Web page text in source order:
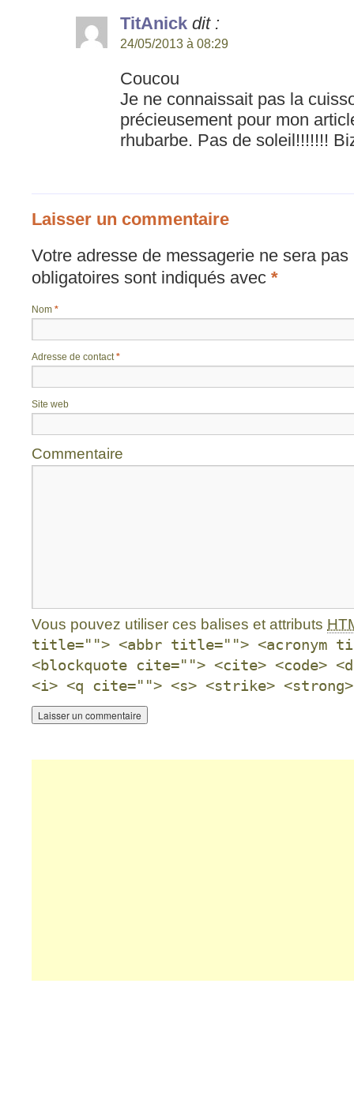
TitAnick dit :
24/05/2013 à 08:29
Coucou
Je ne connaissait pas la
précieusement pour mon
rhubarbe. Pas de soleil!!!!!!!
Laisser un commentaire
Votre adresse de messagerie ne sera pas
obligatoires sont indiqués avec *
Nom *
Adresse de contact*
Site web
Commentaire
Vous pouvez utiliser ces balises et attributs
title=""> <abbr title=""> <acronym
<blockquote cite=""> <cite> <code>
<i> <q cite=""> <s> <strike> <strong>